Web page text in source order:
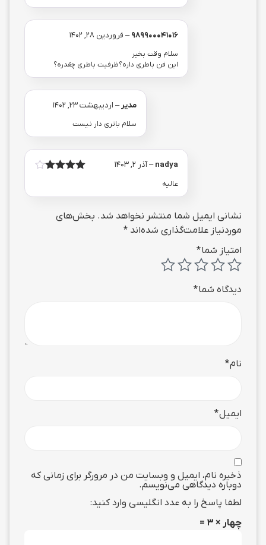
989900041016
– فروردین 28, 1402
سلام وقت بخیر
این فن باطری داره؟ظرفیت باطری چقدره؟
مدیر– اردیبهشت 23, 1402
سلام باتری دار نیست
nadya
–آذر 2, 1403
عالیه
نشانی ایمیل شما منتشر نخواهد شد. بخش‌های
موردنیاز علامت‌گذاری شده‌اند *
امتیاز شما*
دیدگاه شما*
نام*
ایمیل*
ذخیره نام، ایمیل و وبسایت من در مرورگر برای زمانی که
دوباره دیدگاهی می‌نویسم.
لطفا پاسخ را به عدد انگلیسی وارد کنید:
چهار × 3 =